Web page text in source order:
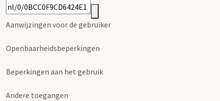
Aanwijzingen voor de gebruiker
Openbaarheidsbeperkingen
Beperkingen aan het gebruik
Andere toegangen